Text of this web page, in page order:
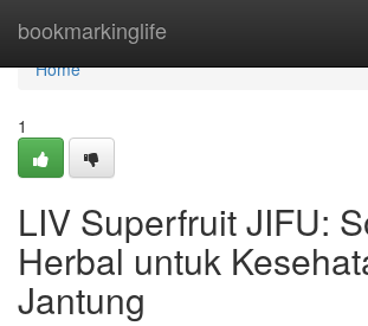
bookmarkinglife
Home
Home
1
LIV Superfruit JIFU:
Herbal untuk
Jantung